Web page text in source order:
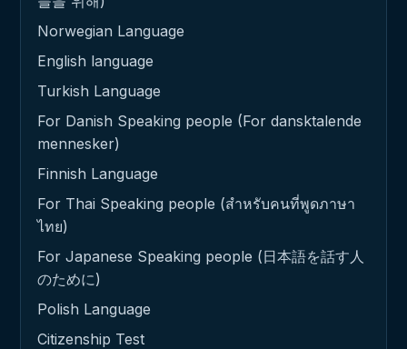
Norwegian Language
English language
Turkish Language
For Danish Speaking people (For dansktalende
mennesker)
Finnish Language
For Thai Speaking people (สำหรับคนที่พูดภาษา
ไทย)
For Japanese Speaking people (日本語を話す人
のために)
Polish Language
Citizenship Test